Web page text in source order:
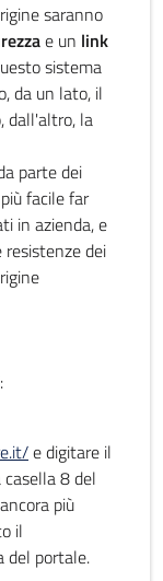
saranno
e un link
sistema
da un lato, il
dall'altro, la
parte dei
facile far
in azienda, e
dei
e digitare il
8 del
più
il
del portale.